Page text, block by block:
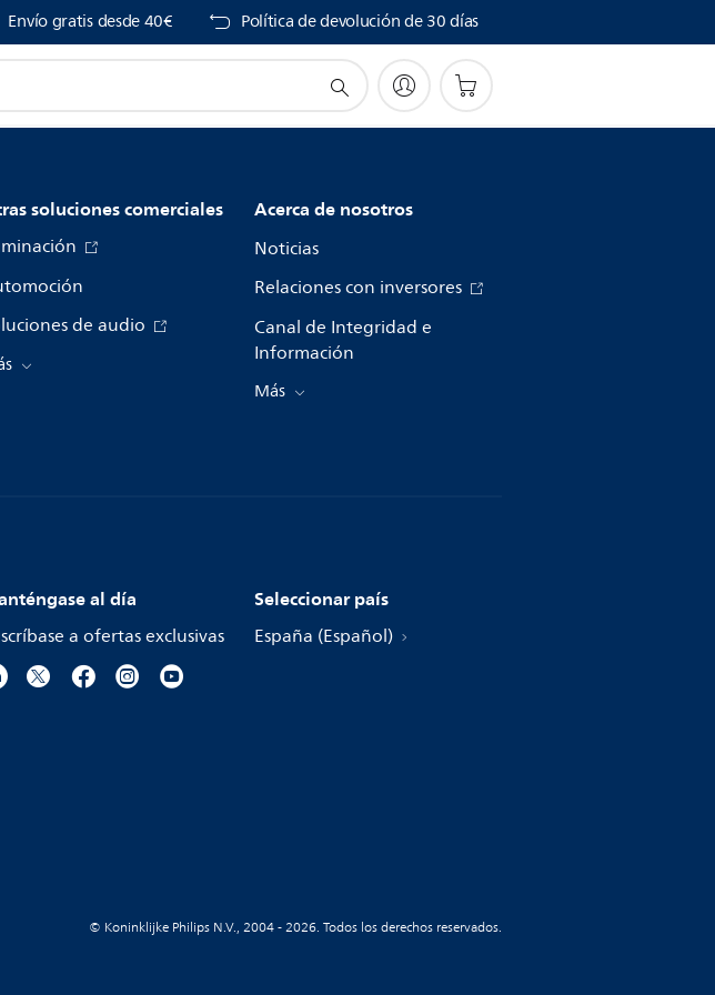
Envío gratis desde 40€ Política de devolución de 30 días
soluciones comerciales
de audio
Acerca de nosotros
Noticias
Relaciones con inversores
Canal de Integridad e
Información
Más
al día
a ofertas exclusivas
Seleccionar país
España (Español)
© Koninklijke Philips N.V., 2004 - 2026. Todos los derechos reservados.